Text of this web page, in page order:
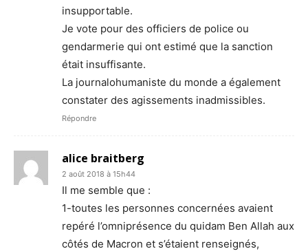
insupportable.
Je vote pour des officiers de police ou
gendarmerie qui ont estimé que la sanction
était insuffisante.
La journalohumaniste du monde a également
constater des agissements inadmissibles.
Répondre
alice braitberg
2 août 2018 à 15h44
Il me semble que :
1-toutes les personnes concernées avaient
repéré l’omniprésence du quidam Ben Allah aux
côtés de Macron et s’étaient renseignés,